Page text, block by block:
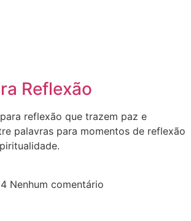
Reflexão
reflexão que trazem paz e
palavras para momentos de reflexão
Nenhum comentário